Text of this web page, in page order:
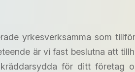
yrkesverksamma som
är vi fast beslutna att
för ditt företag